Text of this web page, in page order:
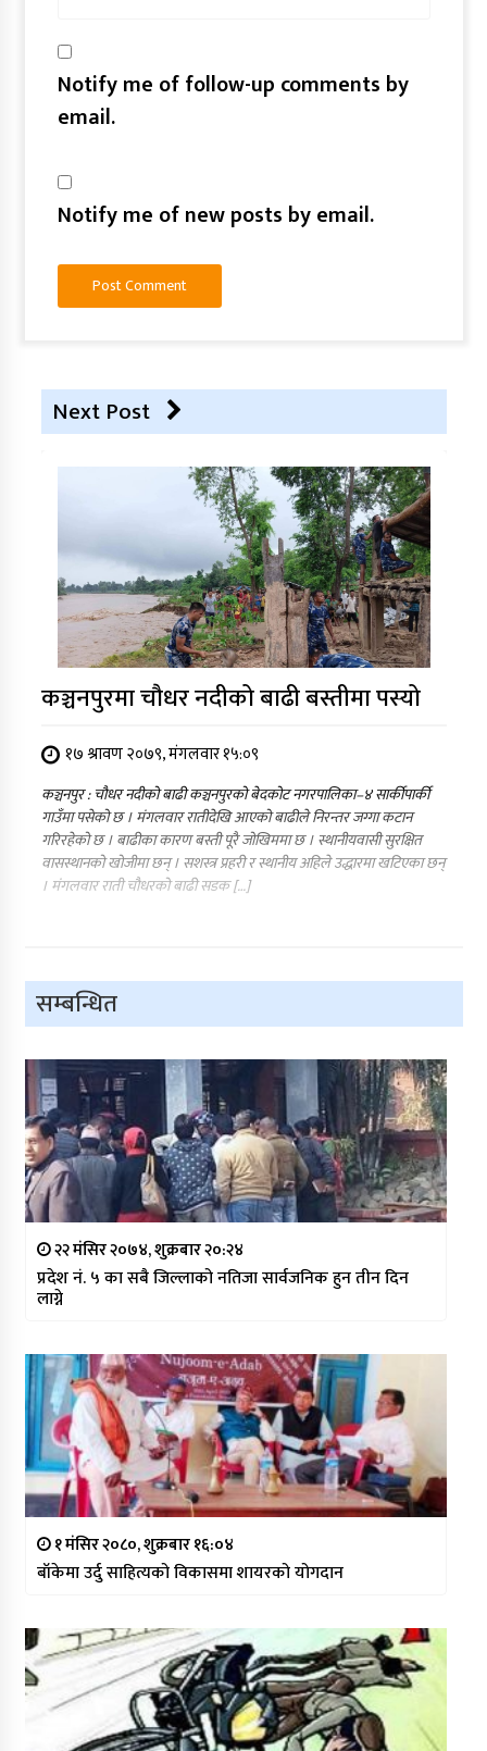
Notify me of follow-up comments by
email.
Notify me of new posts by email.
Next Post
कञ्चनपुरमा चौधर नदीको बाढी बस्तीमा पस्यो
१७ श्रावण २०७९, मंगलवार १५:०९
कञ्चनपुर : चौधर नदीको बाढी कञ्चनपुरको बेदकोट नगरपालिका–४ सार्कीपार्की
गाउँमा पसेको छ । मंगलवार रातीदेखि आएको बाढीले निरन्तर जग्गा कटान
गरिरहेको छ । बाढीका कारण बस्ती पूरै जोखिममा छ । स्थानीयवासी सुरक्षित
वासस्थानको खोजीमा छन् । सशस्त्र प्रहरी र स्थानीय अहिले उद्धारमा खटिएका छन्
। मंगलवार राती चौधरको बाढी सडक […]
सम्बन्धित
२२ मंसिर २०७४, शुक्रबार २०:२४
प्रदेश नं. ५ का सबै जिल्लाको नतिजा सार्वजनिक हुन तीन दिन
लाग्ने
१ मंसिर २०८०, शुक्रबार १६:०४
बाँकेमा उर्दु साहित्यको विकासमा शायरको योगदान